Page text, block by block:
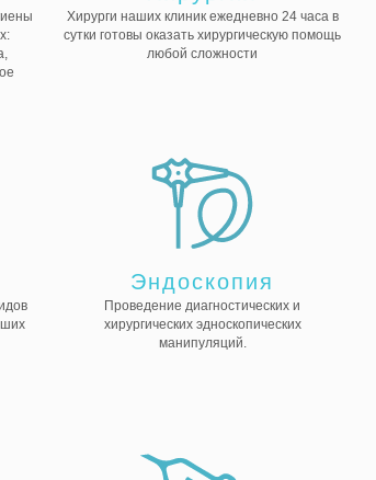
Хирурги наших клиник ежедневно 24 часа в
сутки готовы оказать хирургическую помощь
любой сложности
Эндоскопия
Проведение диагностических и
хирургических эдноскопических
манипуляций.